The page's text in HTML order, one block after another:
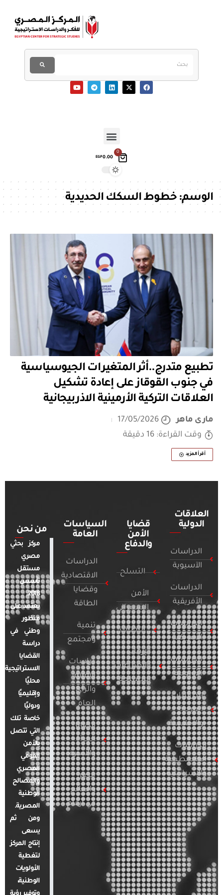
0
EGP0.00
الوسم:خطوط السكك الحديدية
تطبيع متدرج..أثر المتغيرات الجيوسياسية
في جنوب القوقاز على إعادة تشكيل
العلاقات التركية الأرمينية الاذربيجانية
مارى ماهر
17/05/2026
وقت القراءة: 16 دقيقة
أقرأ المزيد
العلاقات
الدولية
الدراسات
الآسيوية
الدراسات
الأفريقية
الدراسات
الأمريكية
الدراسات
الأوروبية
الدراسات
العربية
والإقليمية
الدراسات
الفلسطينية
والإسرائيلية
قضايا
الأمن
والدفاع
التسلح
الأمن
السيبراني
التطرف
الإرهاب
والصراعات
المسلحة
السياسات
العامة
الدراسات
الاقتصادية
وقضايا
الطاقة
تنمية
ومجتمع
دراسات
الإعلام
والرأي
العام
قضايا
المرأة
والأسرة
مصر
والعالم
في أرقام
من نحن
مركز بحثي
مصري
مستقل
تأسس
2018.
يعتمد على
منظور
وطني في
دراسة
القضايا
الاستراتيجية
محليًا
وإقليميًا
ودوليًا
خاصة تلك
التي تتصل
بالأمن
القومي
المصري
والمصالح
الوطنية
المصرية.
ومن ثم
يسعى
إنتاج المركز
لتغطية
الأولويات
الوطنية،